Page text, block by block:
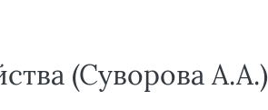
(Суворова А.А.)